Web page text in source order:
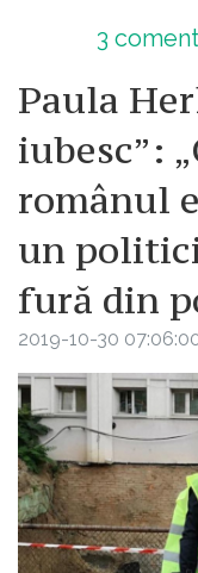
3
Paula
iubesc”:
românul
un
fură din
2019-10-30